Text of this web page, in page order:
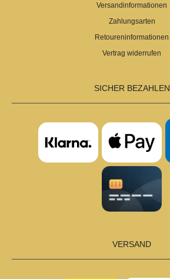
Versandinformationen
Zahlungsarten
Retoureninformationen
Vertrag widerrufen
SICHER BEZAHLEN
VERSAND